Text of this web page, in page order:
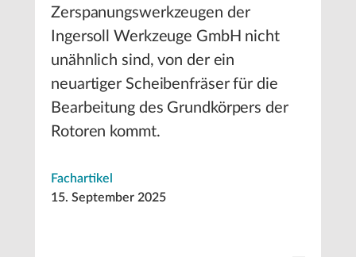
Zerspanungswerkzeugen der
Ingersoll Werkzeuge GmbH nicht
unähnlich sind, von der ein
neuartiger Scheibenfräser für die
Bearbeitung des Grundkörpers der
Rotoren kommt.
Fachartikel
15. September 2025